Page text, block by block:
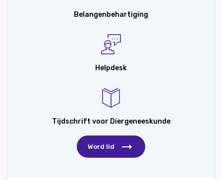
Belangenbehartiging
Helpdesk
Tijdschrift voor Diergeneeskunde
Word lid